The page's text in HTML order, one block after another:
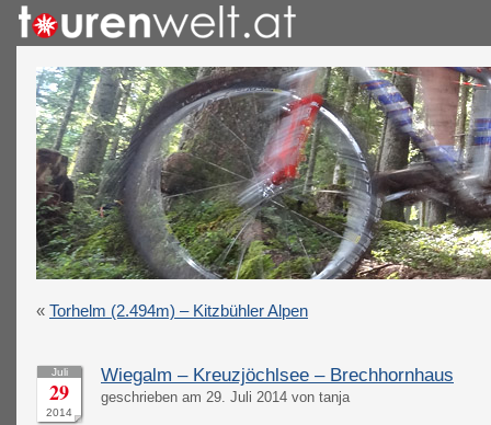
« Torhelm (2.494m) – Kitzbühler Alpen
Juli
29
2014
Wiegalm – Kreuzjöchlsee – Brechhornhaus
geschrieben am 29. Juli 2014 von tanja